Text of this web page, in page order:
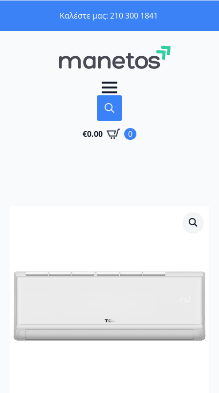
Καλέστε μας: 210 300 1841
for:
€0.00 0